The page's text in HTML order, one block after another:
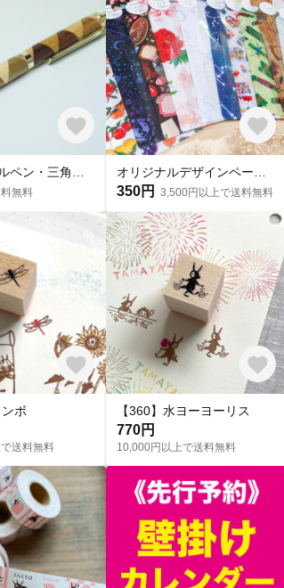
無料 350円 3,500円以上で送料無料
ンボ
送料無料
【360】水ヨーヨーリス
770円
10,000円以上で送料無料